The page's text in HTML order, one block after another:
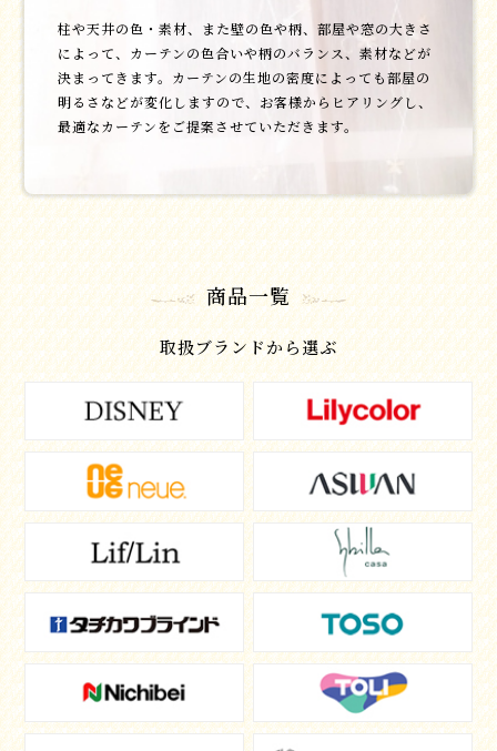
柱や天井の色・素材、また壁の色や柄、部屋や窓の大きさ
によって、カーテンの色合いや柄のバランス、素材などが
決まってきます。カーテンの生地の密度によっても部屋の
明るさなどが変化しますので、お客様からヒアリングし、
最適なカーテンをご提案させていただきます。
商品一覧
取扱ブランドから選ぶ